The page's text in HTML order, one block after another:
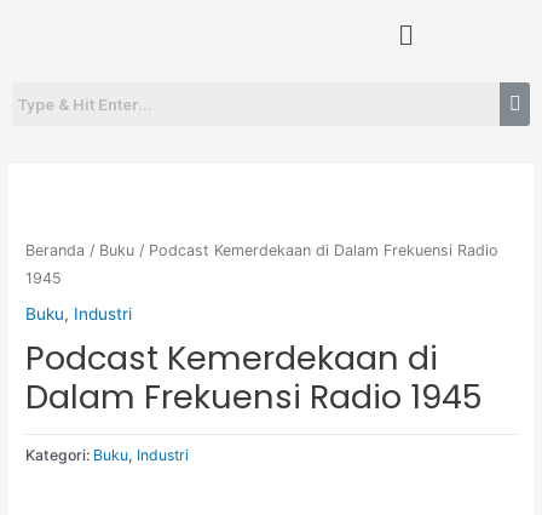
Menu
Beranda / Buku / Podcast Kemerdekaan di Dalam Frekuensi Radio
1945
Buku, Industri
Podcast Kemerdekaan di
Dalam Frekuensi Radio 1945
Kategori: Buku, Industri